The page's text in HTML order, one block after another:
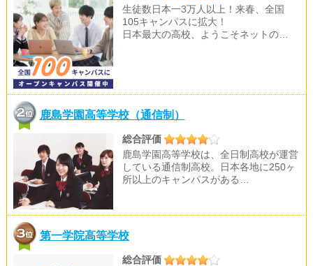
生徒数日本一3万人以上！来春、全国
105キャンパスに拡大！
日本最大の高校、ようこそネットの…
鹿島学園高等学校（通信制）
総合評価
鹿島学園高等学校は、全日制高校が運営
している通信制高校。日本各地に250ヶ
所以上のキャンパスがある…
第一学院高等学校
総合評価